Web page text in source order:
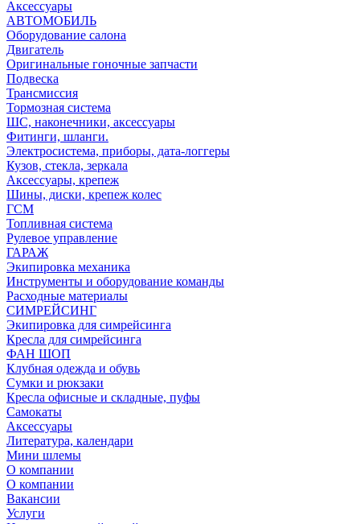
Аксессуары
АВТОМОБИЛЬ
Оборудование салона
Двигатель
Оригинальные гоночные запчасти
Подвеска
Трансмиссия
Тормозная система
ШС, наконечники, аксессуары
Фитинги, шланги.
Электросистема, приборы, дата-логгеры
Кузов, стекла, зеркала
Аксессуары, крепеж
Шины, диски, крепеж колес
ГСМ
Топливная система
Рулевое управление
ГАРАЖ
Экипировка механика
Инструменты и оборудование команды
Расходные материалы
СИМРЕЙСИНГ
Экипировка для симрейсинга
Кресла для симрейсинга
ФАН ШОП
Клубная одежда и обувь
Сумки и рюкзаки
Кресла офисные и складные, пуфы
Самокаты
Аксессуары
Литература, календари
Мини шлемы
О компании
О компании
Вакансии
Услуги